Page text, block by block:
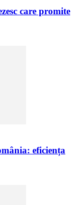
care promite
eficiența